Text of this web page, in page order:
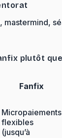
mastermind,
plutôt
Fanfix
Micropaiements
flexibles
(jusqu’à